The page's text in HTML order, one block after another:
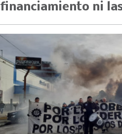
financiamiento ni